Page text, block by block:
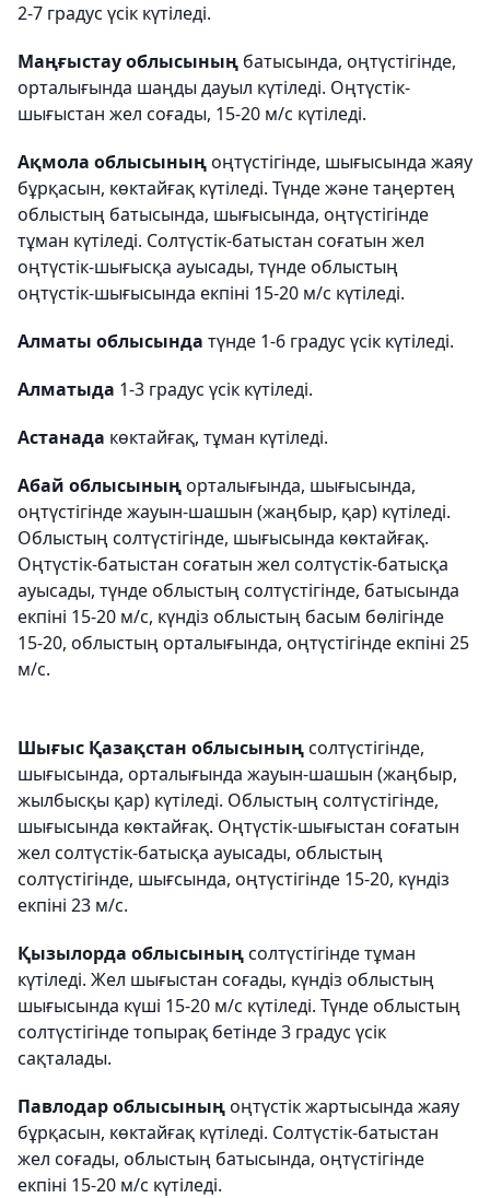
2-7 градус үсік күтіледі.
Маңғыстау облысының батысында, оңтүстігінде,
орталығында шаңды дауыл күтіледі. Оңтүстік-
шығыстан жел соғады, 15-20 м/с күтіледі.
Ақмола облысыныңоңтүстігінде, шығысында жаяу
бұрқасын, көктайғақ күтіледі. Түнде және таңертең
облыстың батысында, шығысында, оңтүстігінде
тұман күтіледі. Солтүстік-батыстан соғатын жел
оңтүстік-шығысқа ауысады, түнде облыстың
оңтүстік-шығысында екпіні 15-20 м/с күтіледі.
Алматы облысында түнде 1-6 градус үсік күтіледі.
Алматыда 1-3 градус үсік күтіледі.
Астанада көктайғақ, тұман күтіледі.
Абай облысыныңорталығында, шығысында,
оңтүстігінде жауын-шашын (жаңбыр, қар) күтіледі.
Облыстың солтүстігінде, шығысында көктайғақ.
Оңтүстік-батыстан соғатын жел солтүстік-батысқа
ауысады, түнде облыстың солтүстігінде, батысында
екпіні 15-20 м/с, күндіз облыстың басым бөлігінде
15-20, облыстың орталығында, оңтүстігінде екпіні 25
м/с.
Шығыс Қазақстан облысыныңсолтүстігінде,
шығысында, орталығында жауын-шашын (жаңбыр,
жылбысқы қар) күтіледі. Облыстың солтүстігінде,
шығысында көктайғақ. Оңтүстік-шығыстан соғатын
жел солтүстік-батысқа ауысады, облыстың
солтүстігінде, шығсында, оңтүстігінде 15-20, күндіз
екпіні 23 м/с.
Қызылорда облысыныңсолтүстігінде тұман
күтіледі. Жел шығыстан соғады, күндіз облыстың
шығысында күші 15-20 м/с күтіледі. Түнде облыстың
солтүстігінде топырақ бетінде 3 градус үсік
сақталады.
Павлодар облысыныңоңтүстік жартысында жаяу
бұрқасын, көктайғақ күтіледі. Солтүстік-батыстан
жел соғады, облыстың батысында, оңтүстігінде
екпіні 15-20 м/с күтіледі.